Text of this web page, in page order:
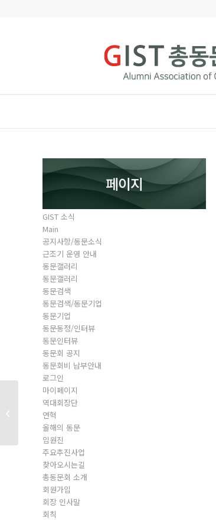
페이지
GIST 소식
Main
공지사항/동문소식
근조기 운영 안내
동문갤러리
동문갤러리
동문검색
동문검색/동문기업
동문기업
동문동정/인터뷰
동문인터뷰
동문회 공지
동문회비 납부안내
로그인
마이페이지
역대회장단
연혁
올해의 동문
임원진
주요추진사업
찾아오시는길
총동문회 소개
회원가입
회장 인사말
회칙
동문회원